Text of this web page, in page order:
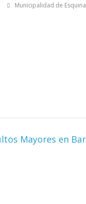
Municipalidad de Esquina
Mayores en